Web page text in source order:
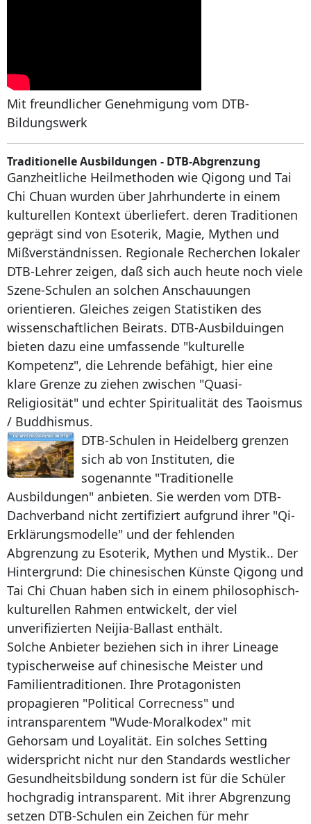
Mit freundlicher Genehmigung vom DTB-
Bildungswerk
Traditionelle Ausbildungen - DTB-Abgrenzung
Ganzheitliche Heilmethoden wie Qigong und Tai
Chi Chuan wurden über Jahrhunderte in einem
kulturellen Kontext überliefert. deren Traditionen
geprägt sind von Esoterik, Magie, Mythen und
Mißverständnissen. Regionale Recherchen lokaler
DTB-Lehrer zeigen, daß sich auch heute noch viele
Szene-Schulen an solchen Anschauungen
orientieren. Gleiches zeigen Statistiken des
wissenschaftlichen Beirats. DTB-Ausbilduingen
bieten dazu eine umfassende "kulturelle
Kompetenz", die Lehrende befähigt, hier eine
klare Grenze zu ziehen zwischen "Quasi-
Religiosität" und echter Spiritualität des Taoismus
/ Buddhismus.
DTB-Schulen in Heidelberg grenzen
sich ab von Instituten, die
sogenannte "Traditionelle
Ausbildungen" anbieten. Sie werden vom DTB-
Dachverband nicht zertifiziert aufgrund ihrer "Qi-
Erklärungsmodelle" und der fehlenden
Abgrenzung zu Esoterik, Mythen und Mystik.. Der
Hintergrund: Die chinesischen Künste Qigong und
Tai Chi Chuan haben sich in einem philosophisch-
kulturellen Rahmen entwickelt, der viel
unverifizierten Neijia-Ballast enthält.
Solche Anbieter beziehen sich in ihrer Lineage
typischerweise auf chinesische Meister und
Familientraditionen. Ihre Protagonisten
propagieren "Political Correcness" und
intransparentem "Wude-Moralkodex" mit
Gehorsam und Loyalität. Ein solches Setting
widerspricht nicht nur den Standards westlicher
Gesundheitsbildung sondern ist für die Schüler
hochgradig intransparent. Mit ihrer Abgrenzung
setzen DTB-Schulen ein Zeichen für mehr